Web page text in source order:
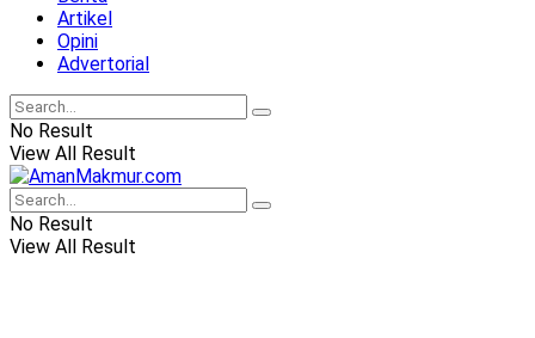
Artikel
Opini
Advertorial
No Result
View All Result
No Result
View All Result